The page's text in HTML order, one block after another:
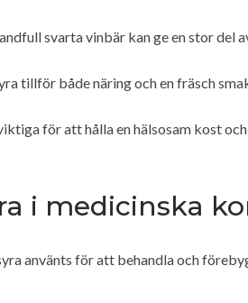
svarta vinbär kan ge en stor del
tillför både näring och en fräsch
för att hålla en hälsosam kost
i medicinska
använts för att behandla och